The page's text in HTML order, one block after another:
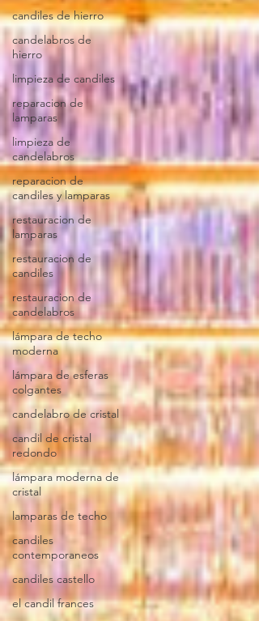
candiles de hierro
candelabros de
hierro
limpieza de candiles
reparacion de
lamparas
limpieza de
candelabros
reparacion de
candiles y lamparas
restauracion de
lamparas
restauracion de
candiles
restauracion de
candelabros
lámpara de techo
moderna
lámpara de esferas
colgantes
candelabro de cristal
candil de cristal
redondo
lámpara moderna de
cristal
lamparas de techo
candiles
contemporaneos
candiles castello
el candil frances